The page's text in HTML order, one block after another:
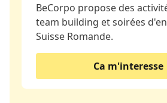
BeCorpo propose des
team building et soirées
Suisse Romande.
Ca m'interesse